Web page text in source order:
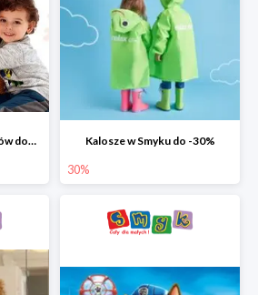
Dzień Miłośnika Pluszaków dodatkowy rabat -10% Kalosze w Smyku do -30%
30%